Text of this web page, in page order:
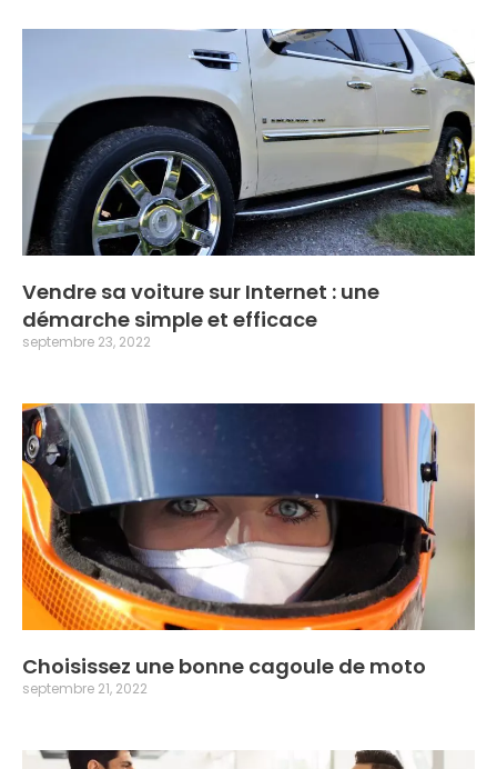
Vendre sa voiture sur Internet : une
démarche simple et efficace
septembre 23, 2022
Choisissez une bonne cagoule de moto
septembre 21, 2022